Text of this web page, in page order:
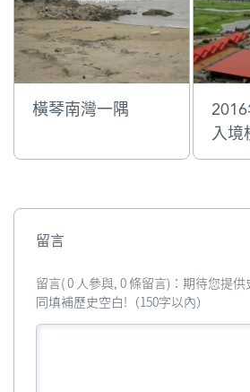
橫琴南灣一隅
入境
留言
留言( 0 人參與, 0 條留言)：期待您提
同填補歷史空白!（150字以內）